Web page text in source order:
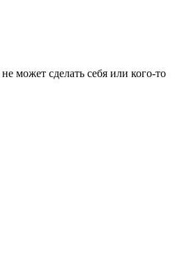
может сделать себя или кого-то